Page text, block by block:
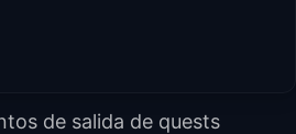
de salida de quests